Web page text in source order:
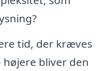
tid, der kræves
bliver den